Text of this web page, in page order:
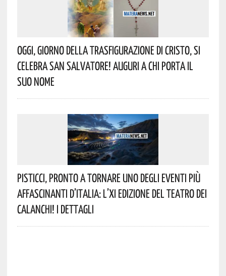
Oggi, Giorno Della Trasfigurazione Di Cristo, Si
Celebra San Salvatore! Auguri A Chi Porta Il
Suo Nome
Pisticci, Pronto A Tornare Uno Degli Eventi Più
Affascinanti D’Italia: L’XI Edizione Del Teatro Dei
Calanchi! I Dettagli